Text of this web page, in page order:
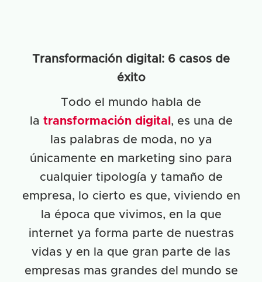
Transformación digital: 6 casos de
éxito
Todo el mundo habla de
la transformación digital , es una de
las palabras de moda, no ya
únicamente en marketing sino para
cualquier tipología y tamaño de
empresa, lo cierto es que, viviendo en
la época que vivimos, en la que
internet ya forma parte de nuestras
vidas y en la que gran parte de las
empresas mas grandes del mundo se